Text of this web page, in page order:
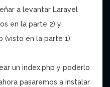
a levantar Laravel
en la parte 2) y
(visto en la parte 1).
un index.php y poderlo
pasaremos a instalar